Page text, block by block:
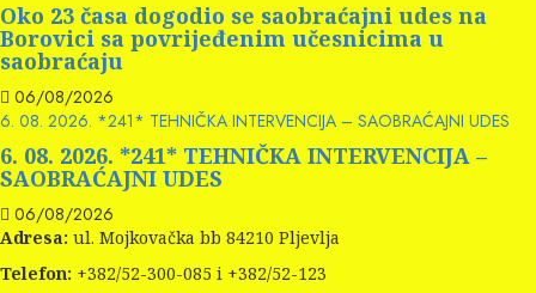
Oko 23 časa dogodio se saobraćajni udes na
Borovici sa povrijeđenim učesnicima u
saobraćaju
06/08/2026
6. 08. 2026. *241* TEHNIČKA INTERVENCIJA – SAOBRAĆAJNI UDES
6. 08. 2026. *241* TEHNIČKA INTERVENCIJA –
SAOBRAĆAJNI UDES
06/08/2026
Adresa: ul. Mojkovačka bb 84210 Pljevlja
Telefon: +382/52-300-085 i +382/52-123